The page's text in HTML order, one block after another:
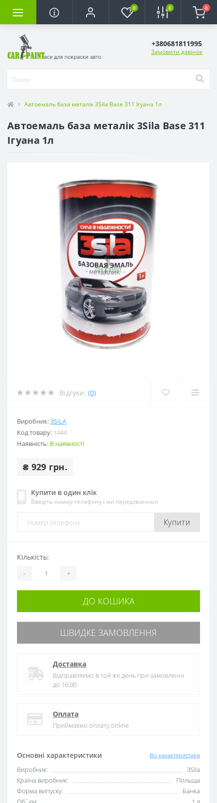
0 0 0
+380681811995
Замовити дзвінок
Автоемаль база металік 3Sila Base 311 Ігуана 1л
Автоемаль база металік 3Sila Base 311
Ігуана 1л
Відгуки: (0)
Виробник:3SILA
Код товару: 1444
Наявність: В наявності
₴ 929 грн.
Купити в один клік
Введіть номер телефону і ми передзвонимо
Купити
Основні характеристики Всі характеристики
Виробник:
3Sila
Країна виробник:
Польща
Форма випуску:
Банка
Кількість:
- +
ДО КОШИКА
ШВИДКЕ ЗАМОВЛЕННЯ
Доставка
Відправляємо в той же день при замовленні
до 16:00
Оплата
Приймаємо оплату online